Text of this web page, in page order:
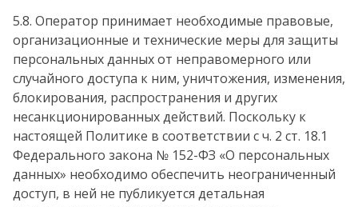
5.8. Оператор принимает необходимые правовые,
организационные и технические меры для защиты
персональных данных от неправомерного или
случайного доступа к ним, уничтожения, изменения,
блокирования, распространения и других
несанкционированных действий. Поскольку к
настоящей Политике в соответствии с ч. 2 ст. 18.1
Федерального закона № 152-ФЗ «О персональных
данных» необходимо обеспечить неограниченный
доступ, в ней не публикуется детальная